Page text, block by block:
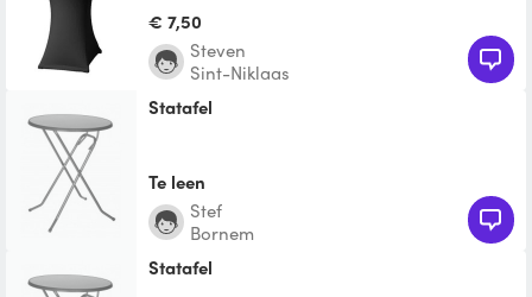
kleuren van hoezen mogelijk
€ 7,50
Steven
Sint-Niklaas
Statafel
Te leen
Stef
Bornem
Statafel